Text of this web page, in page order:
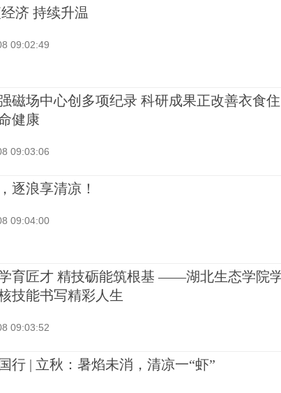
济 持续升温
09:02:49
磁场中心创多项纪录 科研成果正改善衣食住
健康
09:03:06
逐浪享清凉！
09:04:00
育匠才 精技砺能筑根基 ——湖北生态学院
技能书写精彩人生
09:03:52
行 | 立秋：暑焰未消，清凉一“虾”